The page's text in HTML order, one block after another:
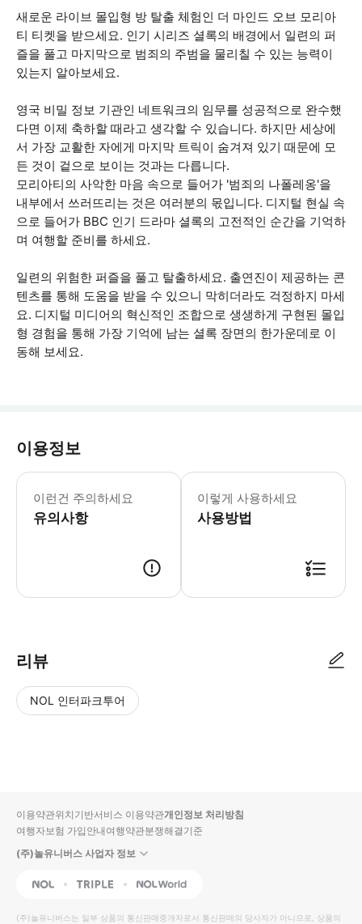
새로운 라이브 몰입형 방 탈출 체험인 더 마인드 오브 모리아
티 티켓을 받으세요. 인기 시리즈 셜록의 배경에서 일련의 퍼
즐을 풀고 마지막으로 범죄의 주범을 물리칠 수 있는 능력이
있는지 알아보세요.
영국 비밀 정보 기관인 네트워크의 임무를 성공적으로 완수했
다면 이제 축하할 때라고 생각할 수 있습니다. 하지만 세상에
서 가장 교활한 자에게 마지막 트릭이 숨겨져 있기 때문에 모
든 것이 겉으로 보이는 것과는 다릅니다.
모리아티의 사악한 마음 속으로 들어가 '범죄의 나폴레옹'을
내부에서 쓰러뜨리는 것은 여러분의 몫입니다. 디지털 현실 속
으로 들어가 BBC 인기 드라마 셜록의 고전적인 순간을 기억하
며 여행할 준비를 하세요.
일련의 위험한 퍼즐을 풀고 탈출하세요. 출연진이 제공하는 콘
텐츠를 통해 도움을 받을 수 있으니 막히더라도 걱정하지 마세
요. 디지털 미디어의 혁신적인 조합으로 생생하게 구현된 몰입
형 경험을 통해 가장 기억에 남는 셜록 장면의 한가운데로 이
동해 보세요.
이용정보
이런건 주의하세요
유의사항
어두운 복도와 시끄러운 소음을 경험
이렇게 사용하세요
사용방법
리뷰
NOL 인터파크투어
입니
다.
높
동
순
상
이용약관위치기반서비스 이용약관개인정보 처리방침
여행자보험 가입안내여행약관분쟁해결기준
(주)놀유니버스 사업자 정보
NOL Triple Interpark Global
(주)놀유니버스는 일부 상품의 통신판매중개자로서 통신판매의 당사자가 아니므로, 상품의